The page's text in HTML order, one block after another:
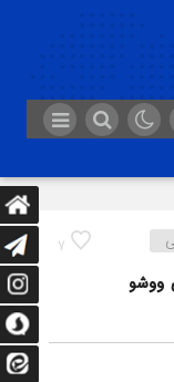
7
ووشو